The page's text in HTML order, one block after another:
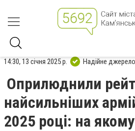
14:30, 13 січня 2025 р. Надійне джерело
Оприлюднили
найсильніших
2025 році: на